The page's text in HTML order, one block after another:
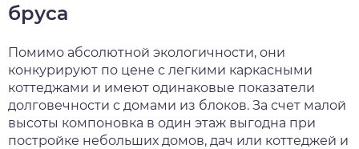
бруса
Помимо абсолютной экологичности, они
конкурируют по цене с легкими каркасными
коттеджами и имеют одинаковые показатели
долговечности с домами из блоков. За счет малой
высоты компоновка в один этаж выгодна при
постройке небольших домов, дач или коттеджей и